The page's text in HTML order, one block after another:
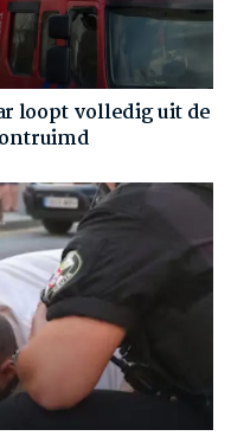
loopt volledig uit de